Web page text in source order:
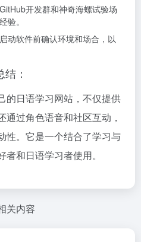
开发群和神奇海螺试验场
验。
动软件前确认环境和场合，以
结：
的日语学习网站，不仅提供
过角色语音和社区互动，
性。它是一个结合了学习与
和日语学习者使用。
关内容